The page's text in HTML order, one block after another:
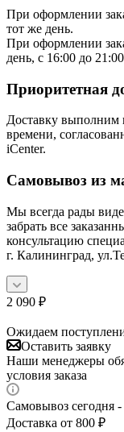
При оформлении
тот же день.
При оформлении
день, с 16:00 до
Приоритетная
Доставку выполним
времени,
iCenter.
Самовывоз из
Мы всегда рады
забрать все
консультацию
г. Калининград,
2 090 ₽
Ожидаем
Оставить заявку
Наши менеджеры
условия заказа
Самовывоз сегодня -
Доставка от 800 ₽